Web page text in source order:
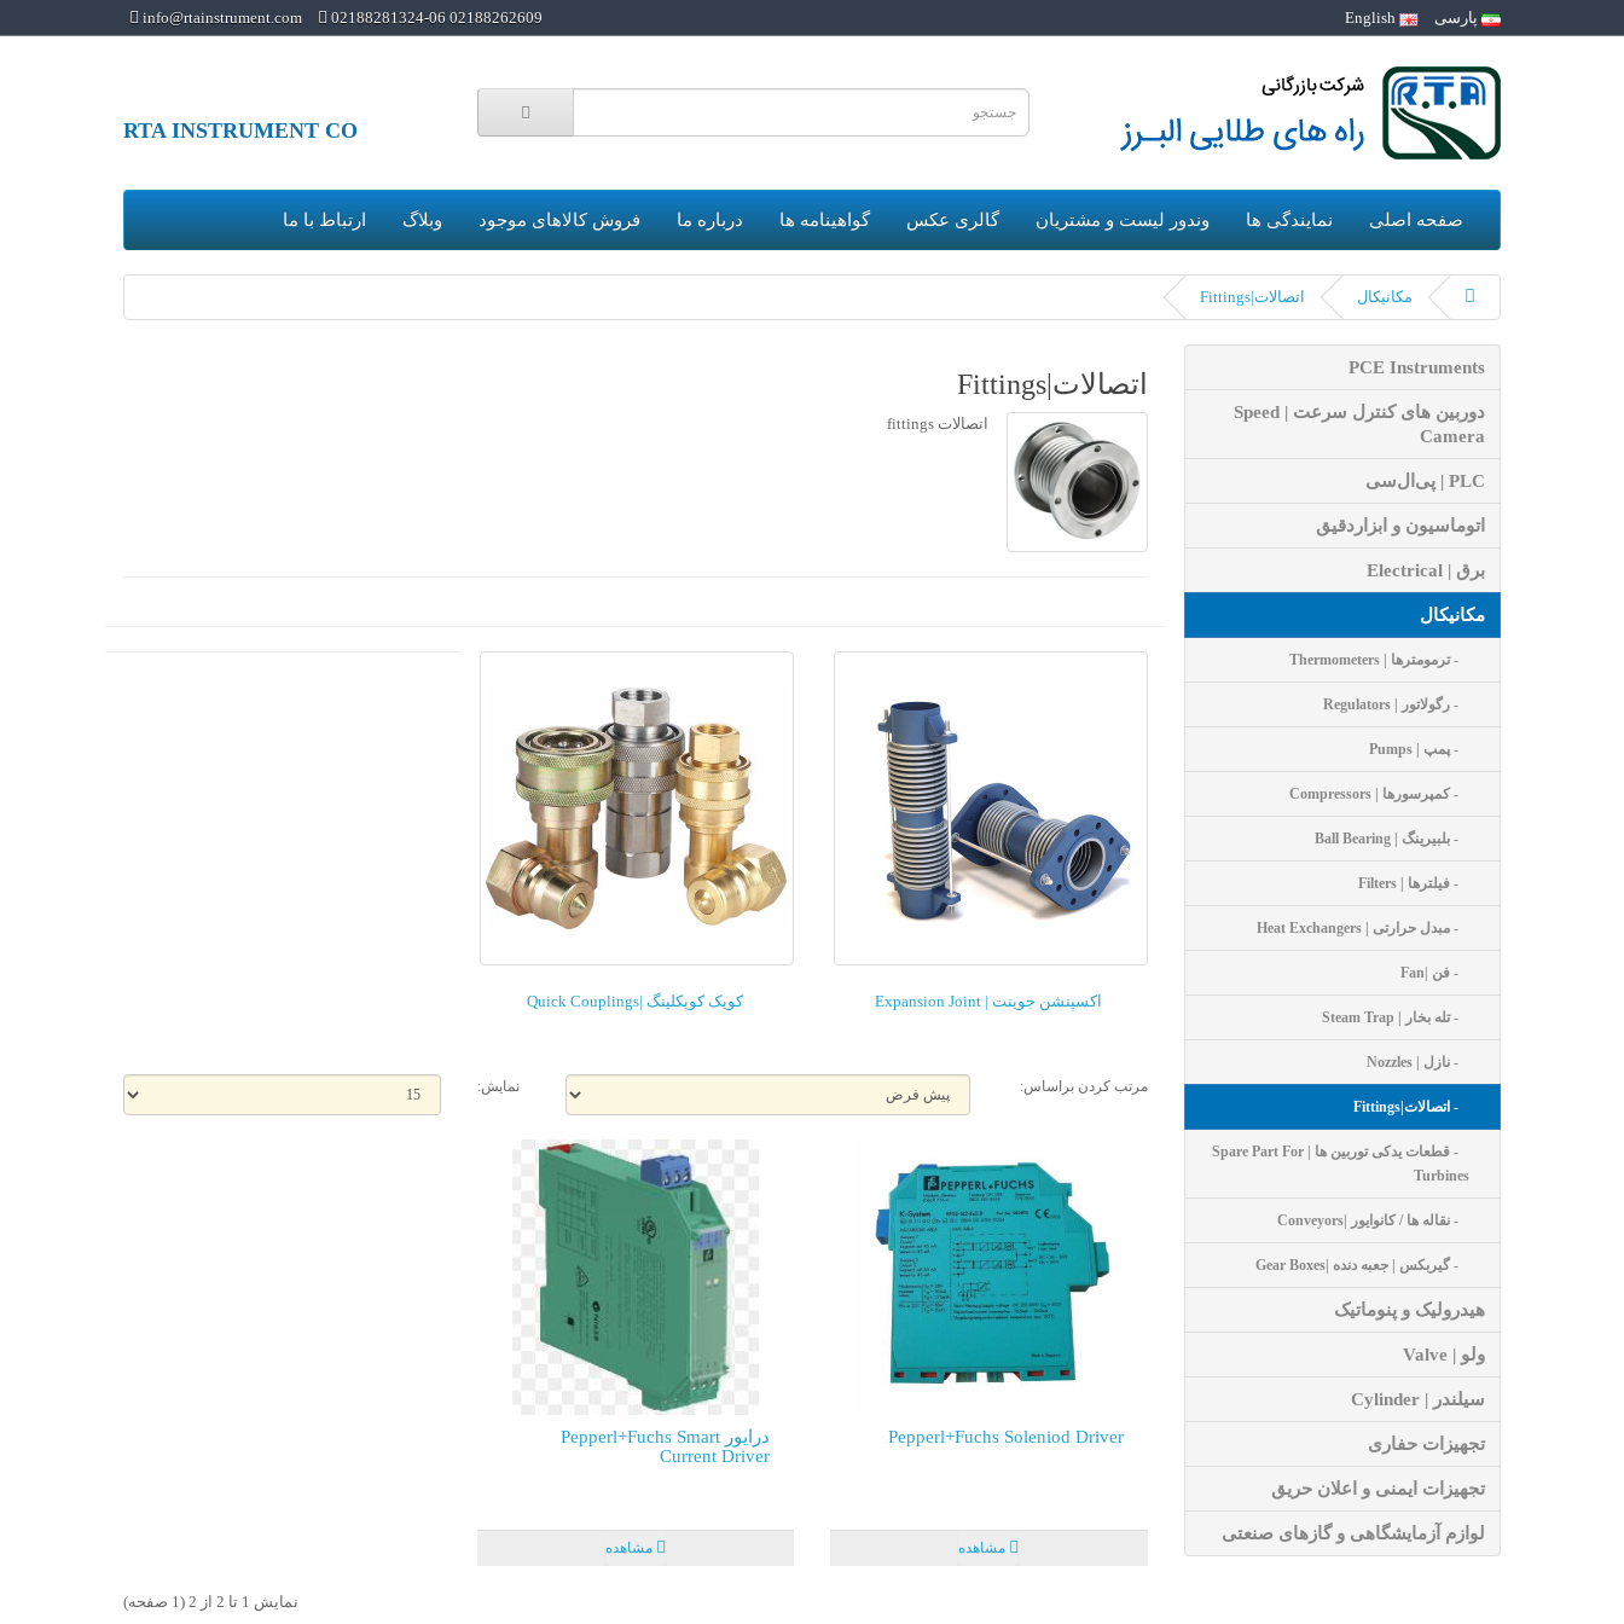
پارسی 02188262609 02188281324-06
info@rtainstrument.com
RTA INSTRUMENT CO
صفحه اصلی نمایندگی ها وندور لیست و مشتریان گالری عکس گواهینامه ها درباره ما فروش کالاهای موجود وبلاگ ارتباط با ما
مکانیکال اتصالات|Fittings
PCE Instruments
دوربین های کنترل سرعت | Speed
Camera
PLC | پی‌ال‌سی
اتوماسیون و ابزاردقیق
برق | Electrical
مکانیکال
- ترمومترها | Thermometers
- رگولاتور | Regulators
- پمپ | Pumps
- کمپرسورها | Compressors
- بلبیرینگ | Ball Bearing
- فیلترها | Filters
- مبدل حرارتی | Heat Exchangers
- فن |Fan
- تله بخار | Steam Trap
- نازل | Nozzles
- اتصالات|Fittings
- قطعات یدکی توربین ها | Spare Part For
Turbines
- نقاله ها / کانوایور |Conveyors
- گیربکس | جعبه دنده |Gear Boxes
هیدرولیک و پنوماتیک
ولو | Valve
سیلندر | Cylinder
تجهیزات حفاری
تجهیزات ایمنی و اعلان حریق
لوازم آزمایشگاهی و گازهای صنعتی
اتصالات|Fittings
اتصالات fittings
اکسپنشن جوینت | Expansion Joint کویک کوپکلینگ |Quick Couplings
مرتب کردن براساس: نمایش:
Pepperl+Fuchs Soleniod Driver
مشاهده
درایور Pepperl+Fuchs Smart
Current Driver
مشاهده
نمايش 1 تا 2 از 2 (1 صفحه)